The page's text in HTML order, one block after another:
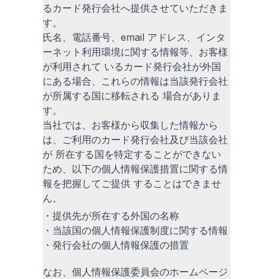
るカード発行会社へ提供させていただきま
す。
氏名、電話番号、email アドレス、インタ
ーネット利用環境に関する情報等、お客様
が利用されて いるカード発行会社が外国
にある場合、これらの情報は当該発行会社
が所属する国に移転される 場合がありま
す。
当社では、お客様から収集した情報から
は、ご利用のカード発行会社及び当該会社
が 所在する国を特定することができない
ため、以下の個人情報保護措置に関する情
報を把握してご提供 することはできませ
ん。
・提供先が所在する外国の名称
・当該国の個人情報保護制度に関する情報
・発行会社の個人情報保護の措置
なお、個人情報保護委員会のホームページ